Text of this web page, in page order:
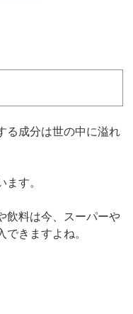
る成分は世の中に溢れ
す。
飲料は今、スーパーや
きますよね。